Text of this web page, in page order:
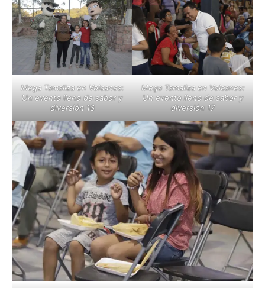
Mega Tamaliza en Volcanes:
Un evento lleno de sabor y
diversión 16
Mega Tamaliza en Volcanes:
Un evento lleno de sabor y
diversión 17